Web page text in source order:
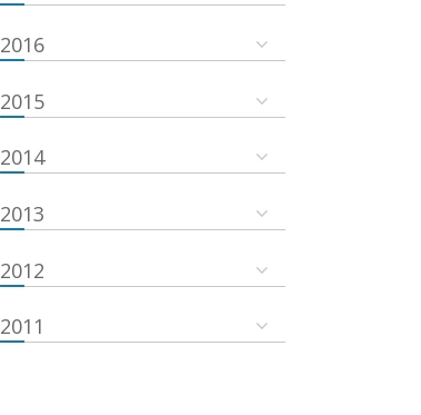
2016
2015
2014
2013
2012
2011